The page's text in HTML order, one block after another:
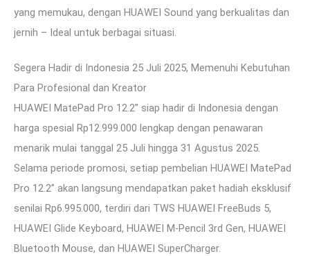
yang memukau, dengan HUAWEI Sound yang berkualitas dan
jernih – Ideal untuk berbagai situasi.
Segera Hadir di Indonesia 25 Juli 2025, Memenuhi Kebutuhan
Para Profesional dan Kreator
HUAWEI MatePad Pro 12.2” siap hadir di Indonesia dengan
harga spesial Rp12.999.000 lengkap dengan penawaran
menarik mulai tanggal 25 Juli hingga 31 Agustus 2025.
Selama periode promosi, setiap pembelian HUAWEI MatePad
Pro 12.2” akan langsung mendapatkan paket hadiah eksklusif
senilai Rp6.995.000, terdiri dari TWS HUAWEI FreeBuds 5,
HUAWEI Glide Keyboard, HUAWEI M-Pencil 3rd Gen, HUAWEI
Bluetooth Mouse, dan HUAWEI SuperCharger.